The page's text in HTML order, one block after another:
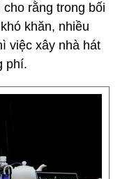
rằng trong bối
khăn, nhiều
việc xây nhà hát
phí.